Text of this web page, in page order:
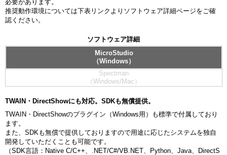
必要があります。
推奨動作環境については下表リンクよりソフトウェア詳細ページをご確
認ください。
ソフトウェア詳細
MicroStudio
（Windows）
Spectman
（Windows/Mac）
TWAIN・DirectShowにも対応。SDKも無償提供。
TWAIN・DirectShowのプラグイン（Windows用）も標準で付属しており
ます。
また、SDKも無償で提供しておりますので用途に応じたシステムを独自
開発していただくことも可能です。
（SDK言語：Native C/C++、.NET/C#/VB.NET、Python、Java、DirectS